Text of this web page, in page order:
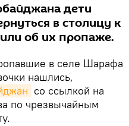
дети
в столицу к
об их пропаже.
в селе Шарафа
нашлись,
со ссылкой на
по чрезвычайным